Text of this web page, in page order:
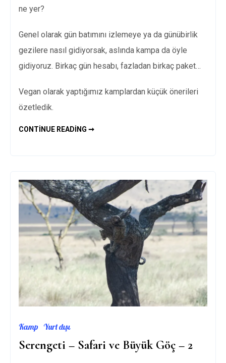
ne yer?
Genel olarak gün batımını izlemeye ya da günübirlik
gezilere nasıl gidiyorsak, aslında kampa da öyle
gidiyoruz. Birkaç gün hesabı, fazladan birkaç paket…
Vegan olarak yaptığımız kamplardan küçük önerileri
özetledik.
CONTINUE READING ➞VEGAN
Kamp Yurt dışı
Serengeti – Safari ve Büyük Göç – 2